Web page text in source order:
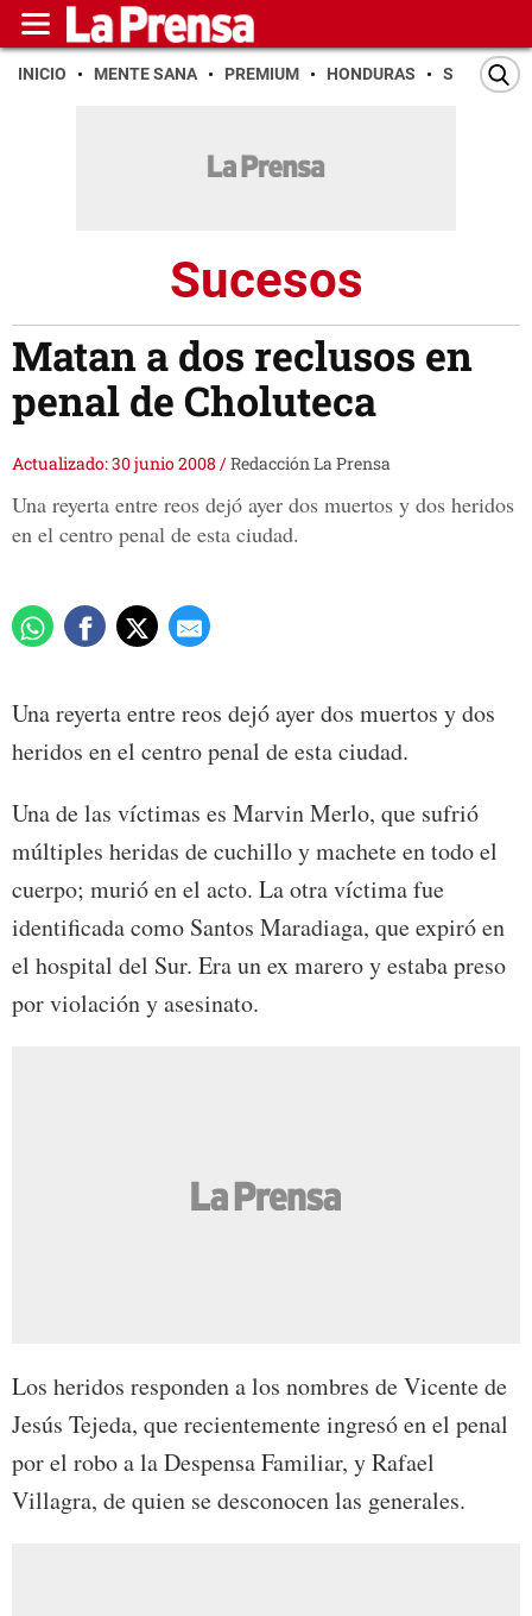
INICIO MENTE SANA PREMIUM HONDURAS SAN PEDRO
Sucesos
Matan a dos reclusos en
penal de Choluteca
Actualizado: 30 junio 2008 /Redacción La Prensa
Una reyerta entre reos dejó ayer dos muertos y dos heridos
en el centro penal de esta ciudad.
Una reyerta entre reos dejó ayer dos muertos y dos
heridos en el centro penal de esta ciudad.
Una de las víctimas es Marvin Merlo, que sufrió
múltiples heridas de cuchillo y machete en todo el
cuerpo; murió en el acto. La otra víctima fue
identificada como Santos Maradiaga, que expiró en
el hospital del Sur. Era un ex marero y estaba preso
por violación y asesinato.
Los heridos responden a los nombres de Vicente de
Jesús Tejeda, que recientemente ingresó en el penal
por el robo a la Despensa Familiar, y Rafael
Villagra, de quien se desconocen las generales.